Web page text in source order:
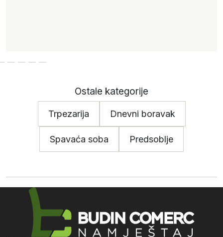
Ostale kategorije
Trpezarija Dnevni boravak
Spavaća soba Predsoblje